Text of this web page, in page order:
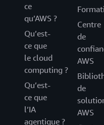
ce
qu’AWS ?
Qu’est-
ce que
le cloud
computing ?
Qu’est-
ce que
l’IA
agentique ?
Centre
de
AWS
de
AWS